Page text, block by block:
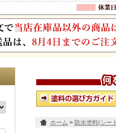
ホーム > 防水塗料(シー